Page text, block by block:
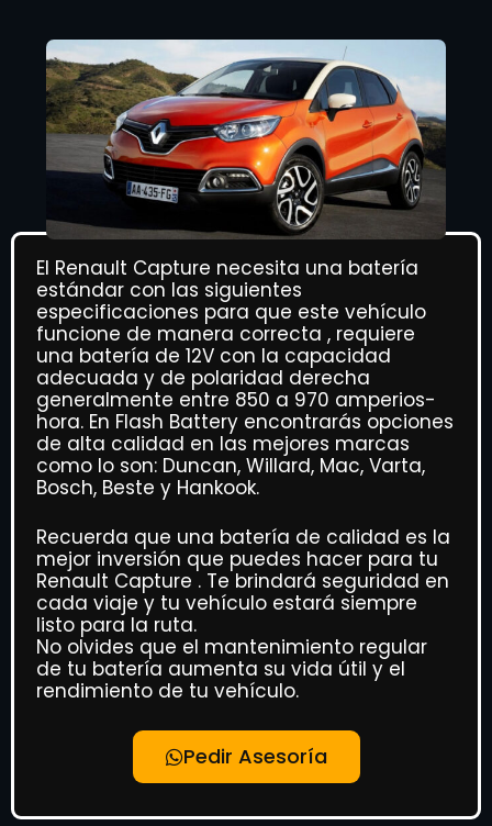
El Renault Capture necesita una batería
estándar con las siguientes
especificaciones para que este vehículo
funcione de manera correcta , requiere
una batería de 12V con la capacidad
adecuada y de polaridad derecha
generalmente entre 850 a 970 amperios-
hora. En Flash Battery encontrarás opciones
de alta calidad en las mejores marcas
como lo son: Duncan, Willard, Mac, Varta,
Bosch, Beste y Hankook.
Recuerda que una batería de calidad es la
mejor inversión que puedes hacer para tu
Renault Capture . Te brindará seguridad en
cada viaje y tu vehículo estará siempre
listo para la ruta.
No olvides que el mantenimiento regular
de tu batería aumenta su vida útil y el
rendimiento de tu vehículo.
Pedir Asesoría